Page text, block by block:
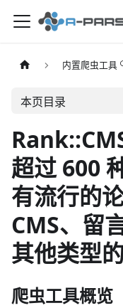
内置爬虫工具
本页目录
超过 600
有流行的
CMS、留
其他类型
爬虫工具概览